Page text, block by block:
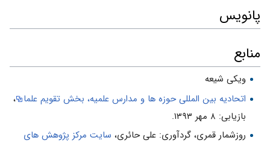
پانویس
منابع
ویکی شیعه
اتحادیه بین المللی حوزه ها و مدارس علمیه، بخش تقویم علما ،
بازیابی: ۸ مهر ۱۳۹۳.
روزشمار قمرى، گردآورى: على حائرى، سایت مركز پژوهش هاى